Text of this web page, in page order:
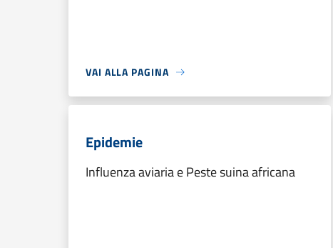
VAI ALLA PAGINA
Epidemie
Influenza aviaria e Peste suina africana